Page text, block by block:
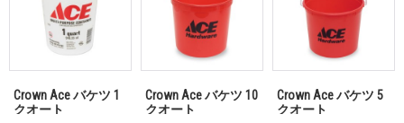
Crown Ace バケツ 1
クオート
Crown Ace バケツ 10
クオート
Crown Ace バケツ 5
クオート